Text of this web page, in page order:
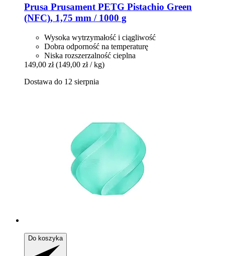
Prusa Prusament PETG Pistachio Green
(NFC), 1,75 mm / 1000 g
Wysoka wytrzymałość i ciągliwość
Dobra odporność na temperaturę
Niska rozszerzalność cieplna
149,00 zł (149,00 zł / kg)
Dostawa do 12 sierpnia
Do koszyka